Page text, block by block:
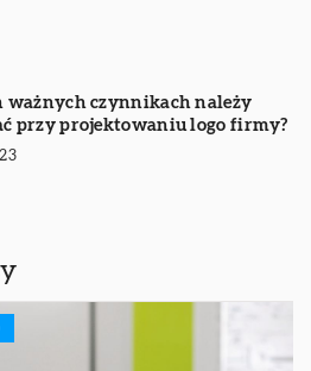
ważnych czynnikach należy
przy projektowaniu logo firmy?